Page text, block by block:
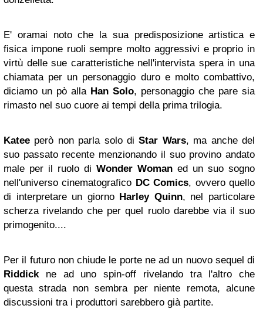
E' oramai noto che la sua predisposizione artistica e
fisica impone ruoli sempre molto aggressivi e proprio in
virtù delle sue caratteristiche nell'intervista spera in una
chiamata per un personaggio duro e molto combattivo,
diciamo un pò alla Han Solo, personaggio che pare sia
rimasto nel suo cuore ai tempi della prima trilogia.
Katee però non parla solo diStar Wars, ma anche del
suo passato recente menzionando il suo provino andato
male per il ruolo di Wonder Woman ed un suo sogno
nell'universo cinematografico DC Comics, ovvero quello
di interpretare un giorno Harley Quinn, nel particolare
scherza rivelando che per quel ruolo darebbe via il suo
primogenito....
Per il futuro non chiude le porte ne ad un nuovo sequel di
Riddick ne ad uno spin-off rivelando tra l'altro che
questa strada non sembra per niente remota, alcune
discussioni tra i produttori sarebbero già partite.